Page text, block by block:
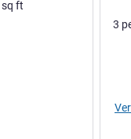
sq ft
3